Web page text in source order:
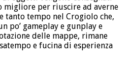
migliore per riuscire ad averne
tanto tempo nel Crogiolo che,
po’ gameplay e gunplay e
delle mappe, rimane
e fucina di esperienza